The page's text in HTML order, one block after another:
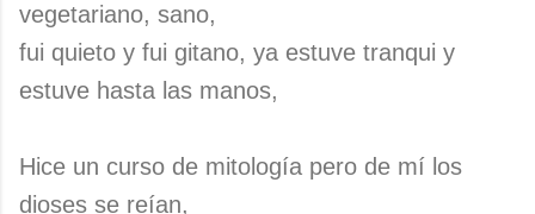
vegetariano, sano,
fui quieto y fui gitano, ya estuve tranqui y
estuve hasta las manos,
Hice un curso de mitología pero de mí los
dioses se reían,